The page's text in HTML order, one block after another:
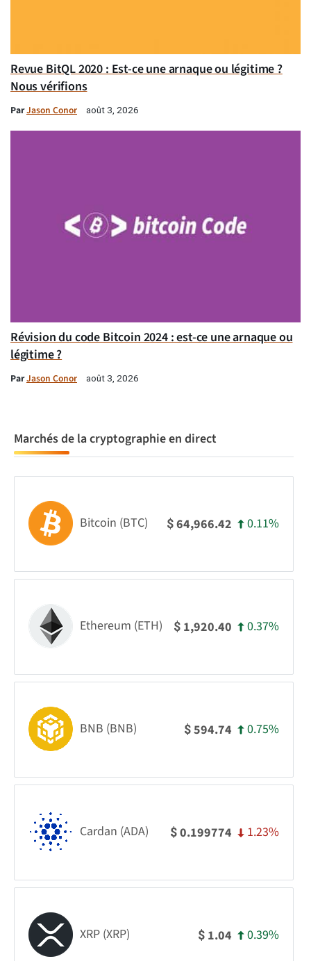
Revue BitQL 2020 : Est-ce une arnaque ou légitime ?
Nous vérifions
ParJason Conor août 3, 2026
Révision du code Bitcoin 2024 : est-ce une arnaque ou
légitime ?
ParJason Conor août 3, 2026
Marchés de la cryptographie en direct
Bitcoin (BTC) $64,966.42 0.11%
Ethereum (ETH) $ 1,920.40 0.37%
BNB (BNB) $594.74 0.75%
Cardan (ADA) $0.199774 1.23%
XRP (XRP) $ 1.04 0.39%